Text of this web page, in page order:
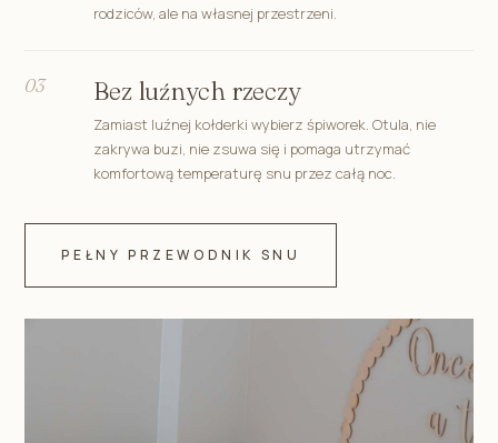
rodziców, ale na własnej przestrzeni.
03 Bez luźnych rzeczy
Zamiast luźnej kołderki wybierz śpiworek. Otula, nie
zakrywa buzi, nie zsuwa się i pomaga utrzymać
komfortową temperaturę snu przez całą noc.
PEŁNY PRZEWODNIK SNU